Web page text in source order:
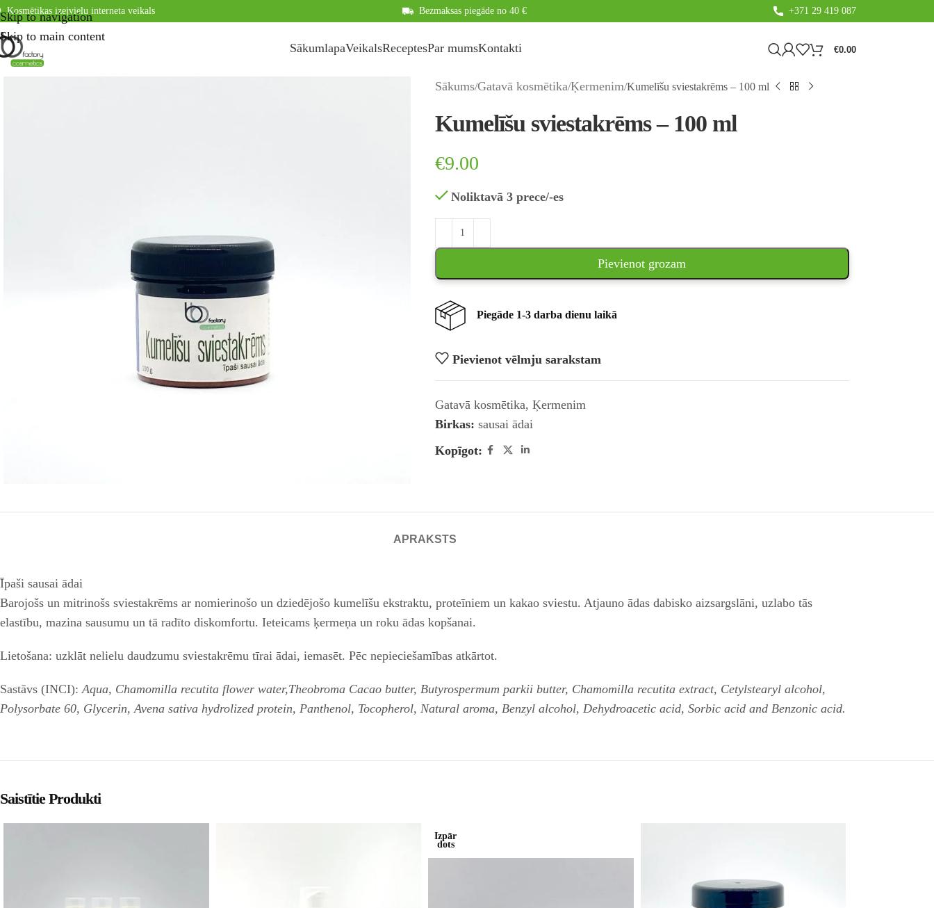
Skip to navigation
Skip to main content
Kosmētikas izejvielu interneta veikals Bezmaksas piegāde no 40 € +371 29 419 087
SākumlapaVeikalsReceptesPar mumsKontakti €0.00
Sākums Gatavā kosmētika Ķermenim Kumelīšu sviestakrēms – 100 ml
Kumelīšu sviestakrēms – 100 ml
€9.00
Noliktavā 3 prece/-es
Pievienot grozam
Piegāde 1-3 darba dienu laikā
Pievienot vēlmju sarakstam
Gatavā kosmētika, Ķermenim
Birkas: sausai ādai
Kopīgot:
APRAKSTS
Īpaši sausai ādai
Barojošs un mitrinošs sviestakrēms ar nomierinošo un dziedējošo kumelīšu ekstraktu, proteīniem un kakao sviestu. Atjauno ādas dabisko aizsargslāni, uzlabo tās
elastību, mazina sausumu un tā radīto diskomfortu. Ieteicams ķermeņa un roku ādas kopšanai.
Lietošana: uzklāt nelielu daudzumu sviestakrēmu tīrai ādai, iemasēt. Pēc nepieciešamības atkārtot.
Sastāvs (INCI): Aqua, Chamomilla recutita flower water,Theobroma Cacao butter, Butyrospermum parkii butter, Chamomilla recutita extract, Cetylstearyl alcohol,
Polysorbate 60, Glycerin, Avena sativa hydrolized protein, Panthenol, Tocopherol, Natural aroma, Benzyl alcohol, Dehydroacetic acid, Sorbic acid and Benzonic acid.
Saistītie Produkti
Izpār
dots